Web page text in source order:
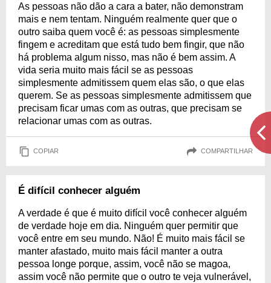
As pessoas não dão a cara a bater, não demonstram
mais e nem tentam. Ninguém realmente quer que o
outro saiba quem você é: as pessoas simplesmente
fingem e acreditam que está tudo bem fingir, que não
há problema algum nisso, mas não é bem assim. A
vida seria muito mais fácil se as pessoas
simplesmente admitissem quem elas são, o que elas
querem. Se as pessoas simplesmente admitissem que
precisam ficar umas com as outras, que precisam se
relacionar umas com as outras.
COPIAR COMPARTILHAR
É difícil conhecer alguém
A verdade é que é muito difícil você conhecer alguém
de verdade hoje em dia. Ninguém quer permitir que
você entre em seu mundo. Não! É muito mais fácil se
manter afastado, muito mais fácil manter a outra
pessoa longe porque, assim, você não se magoa,
assim você não permite que o outro te veja vulnerável,